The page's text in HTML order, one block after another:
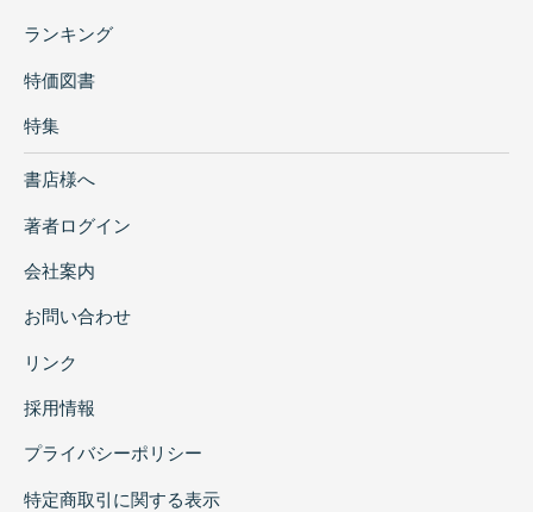
ランキング
特価図書
特集
書店様へ
著者ログイン
会社案内
お問い合わせ
リンク
採用情報
プライバシーポリシー
特定商取引に関する表示